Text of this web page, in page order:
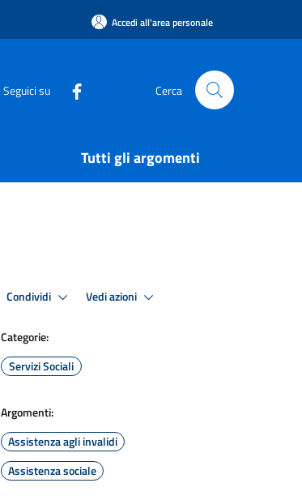
Accedi all'area personale
Seguici su Cerca
Tutti gli argomenti
Condividi Vedi azioni
Categorie:
Servizi Sociali
Argomenti:
Assistenza agli invalidi
Assistenza sociale